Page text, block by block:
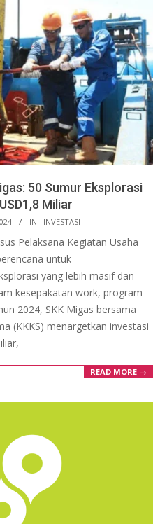
50 Sumur Eksplorasi
Miliar
IN: INVESTASI
Pelaksana Kegiatan Usaha
untuk
yang lebih masif dan
kesepakatan work, program
2024, SKK Migas bersama
(KKKS) menargetkan investasi
READ MORE →